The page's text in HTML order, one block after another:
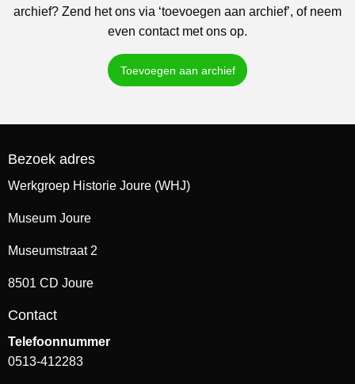
archief? Zend het ons via ‘toevoegen aan archief’, of neem
even contact met ons op.
Toevoegen aan archief
Bezoek adres
Werkgroep Historie Joure (WHJ)
Museum Joure
Museumstraat 2
8501 CD Joure
Contact
Telefoonnummer
0513-412283